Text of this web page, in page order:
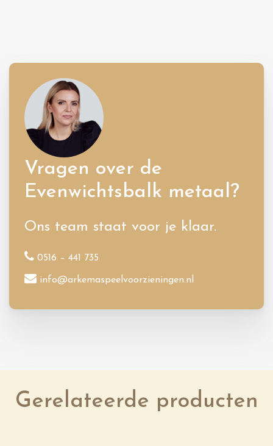
Vragen over de
Evenwichtsbalk metaal?
Ons team staat voor je klaar.
0516 – 441 735
info@arkemaspeelvoorzieningen.nl
Gerelateerde producten